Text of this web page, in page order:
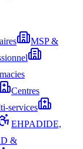
MSP &
Centres
services
EHPADIDE,
&